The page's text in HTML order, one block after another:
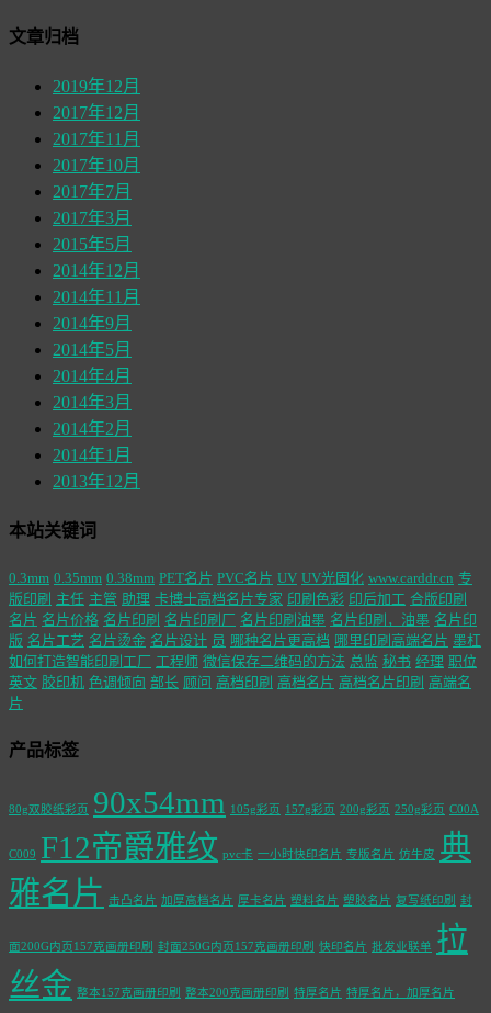
文章归档
2019年12月
2017年12月
2017年11月
2017年10月
2017年7月
2017年3月
2015年5月
2014年12月
2014年11月
2014年9月
2014年5月
2014年4月
2014年3月
2014年2月
2014年1月
2013年12月
本站关键词
0.3mm 0.35mm 0.38mm PET名片 PVC名片 UV UV光固化 www.carddr.cn 专
版印刷 主任 主管 助理 卡博士高档名片专家 印刷色彩 印后加工 合版印刷
名片 名片价格 名片印刷 名片印刷厂 名片印刷油墨 名片印刷，油墨 名片印
版 名片工艺 名片烫金 名片设计 员 哪种名片更高档 哪里印刷高端名片 墨杠
如何打造智能印刷工厂 工程师 微信保存二维码的方法 总监 秘书 经理 职位
英文 胶印机 色调倾向 部长 顾问 高档印刷 高档名片 高档名片印刷 高端名
片
产品标签
80g双胶纸彩页 90x54mm 105g彩页 157g彩页 200g彩页 250g彩页 C00A
C009 F12帝爵雅纹 pvc卡 一小时快印名片 专版名片 仿牛皮 典
雅名片 击凸名片 加厚高档名片 厚卡名片 塑料名片 塑胶名片 复写纸印刷 封
面200G内页157克画册印刷 封面250G内页157克画册印刷 快印名片 批发业联单 拉
丝金 整本157克画册印刷 整本200克画册印刷 特厚名片 特厚名片，加厚名片